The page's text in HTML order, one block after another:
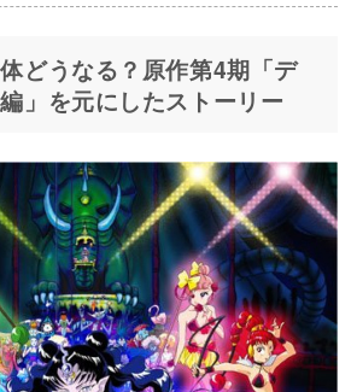
どうなる？原作第4期「デ
」を元にしたストーリー